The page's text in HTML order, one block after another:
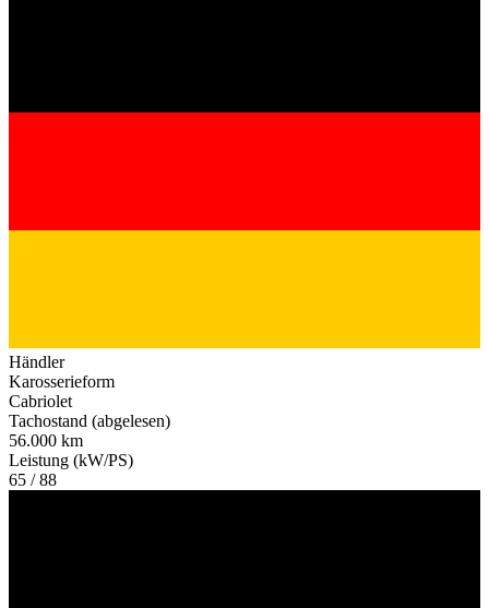
Händler
Karosserieform
Cabriolet
Tachostand (abgelesen)
56.000 km
Leistung (kW/PS)
65 / 88